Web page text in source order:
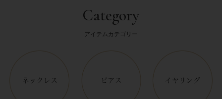
Category
アイテムカテゴリー